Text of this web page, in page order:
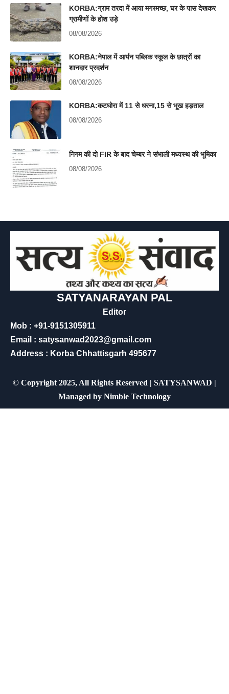
KORBA:ग्राम तरदा में आया मगरमच्छ, घर के पास देखकर
ग्रामीणों के होश उड़े
08/08/2026
KORBA:नेपाल में आर्यन पब्लिक स्कूल के छात्रों का
शानदार प्रदर्शन
08/08/2026
KORBA:कटघोरा में 11 से धरना,15 से भूख हड़ताल
08/08/2026
निगम की दो FIR के बाद चेम्बर ने संभाली मध्यस्थ की भूमिका
08/08/2026
SATYANARAYAN PAL
Editor
Mob : +91-9151305911
Email : satysanwad2023@gmail.com
Address : Korba Chhattisgarh 495677
© Copyright 2025, All Rights Reserved | SATYSANWAD |
Managed by Nimble Technology